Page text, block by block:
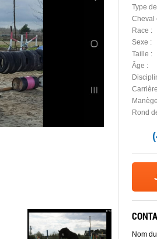
Type
Cheval
Race :
Sexe :
Taille :
Âge :
Rond
Nom